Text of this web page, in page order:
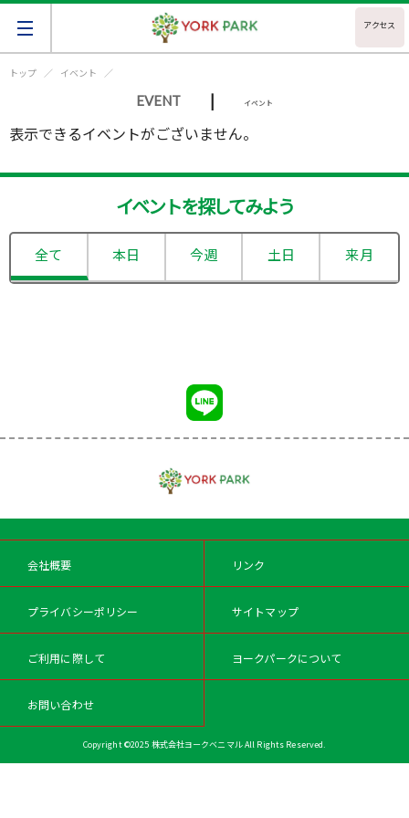
アクセス
トップ イベント
EVENT | イベント
表示できるイベントがございません。
イベントを探してみよう
全て 本日 今週 土日 来月
会社概要
プライバシーポリシー
ご利用に際して
お問い合わせ
リンク
サイトマップ
ヨークパークについて
Copyright ©2025 株式会社ヨークベニマル All Rights Reserved.